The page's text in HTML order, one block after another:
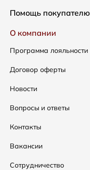
Новинки
Одежда
Сумки
Аксессуары
Скидки
Помощь покупателю
Доставка и оплата
Как оформить заказ
Условия возвратов
Таблица размеров
Уход за одеждой
О компании
Программа лояльности
Договор оферты
Новости
Вопросы и ответы
Контакты
Вакансии
Сотрудничество